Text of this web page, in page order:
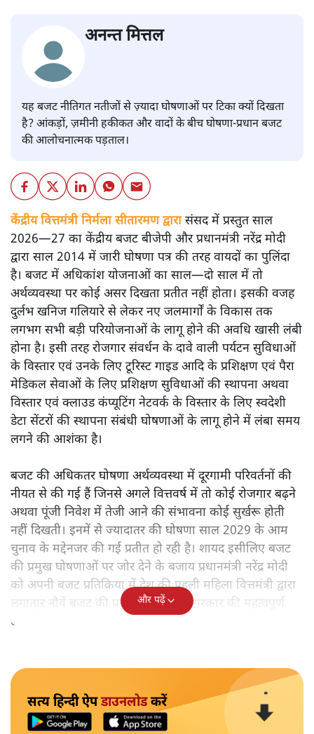
अनन्त मित्तल
यह बजट नीतिगत नतीजों से ज़्यादा घोषणाओं पर टिका क्यों दिखता
है? आंकड़ों, ज़मीनी हकीकत और वादों के बीच घोषणा-प्रधान बजट
की आलोचनात्मक पड़ताल।
केंद्रीय वित्तमंत्री निर्मला सीतारमण द्वारासंसद में प्रस्तुत साल
2026—27 का केंद्रीय बजट बीजेपी और प्रधानमंत्री नरेंद्र मोदी
द्वारा साल 2014 में जारी घोषणा पत्र की तरह वायदों का पुलिंदा
है। बजट में अधिकांश योजनाओं का साल—दो साल में तो
अर्थव्यवस्था पर कोई असर दिखता प्रतीत नहीं होता। इसकी वजह
दुर्लभ खनिज गलियारे से लेकर नए जलमार्गों के विकास तक
लगभग सभी बड़ी परियोजनाओं के लागू होने की अवधि खासी लंबी
होना है। इसी तरह रोजगार संवर्धन के दावे वाली पर्यटन सुविधाओं
के विस्तार एवं उनके लिए टूरिस्ट गाइड आदि के प्रशिक्षण एवं पैरा
मेडिकल सेवाओं के लिए प्रशिक्षण सुविधाओं की स्थापना अथवा
विस्तार एवं क्लाउड कंप्यूटिंग नेटवर्क के विस्तार के लिए स्वदेशी
डेटा सेंटरों की स्थापना संबंधी घोषणाओं के लागू होने में लंबा समय
लगने की आशंका है।
बजट की अधिकतर घोषणा अर्थव्यवस्था में दूरगामी परिवर्तनों की
नीयत से की गई हैं जिनसे अगले वित्तवर्ष में तो कोई रोजगार बढ़ने
अथवा पूंजी निवेश में तेजी आने की संभावना कोई सुर्खरू होती
नहीं दिखती। इनमें से ज्यादातर की घोषणा साल 2029 के आम
चुनाव के मद्देनजर की गई प्रतीत हो रही है। शायद इसीलिए बजट
की प्रमुख घोषणाओं पर जोर देने के बजाय प्रधानमंत्री नरेंद्र मोदी
को अपनी बजट प्रतिक्रिया में देश की पहली महिला वित्तमंत्री द्वारा
लगातार नौवें बजट की प्रस्तुति को अपनी सरकार की महत्वपूर्ण
उपलब्धि बताने पर मजबूर होना पड़ा।
और पढ़ें
सत्य हिन्दी ऐपडाउनलोडकरें